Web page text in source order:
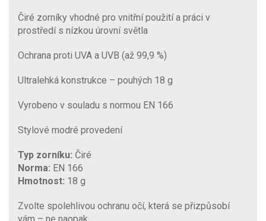
Čiré zorníky vhodné pro vnitřní použití a práci v
prostředí s nízkou úrovní světla
Ochrana proti UVA a UVB (až 99,9 %)
Ultralehká konstrukce – pouhých 18 g
Vyrobeno v souladu s normou EN 166
Stylové modré provedení
Typ zorníku: Čiré
Norma: EN 166
Hmotnost: 18 g
Zvolte spolehlivou ochranu očí, která se přizpůsobí
vám – ne naopak.